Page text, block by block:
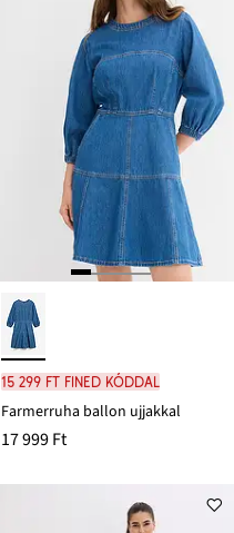
15 299 Ft FINED kóddal
Farmerruha ballon ujjakkal
17 999 Ft